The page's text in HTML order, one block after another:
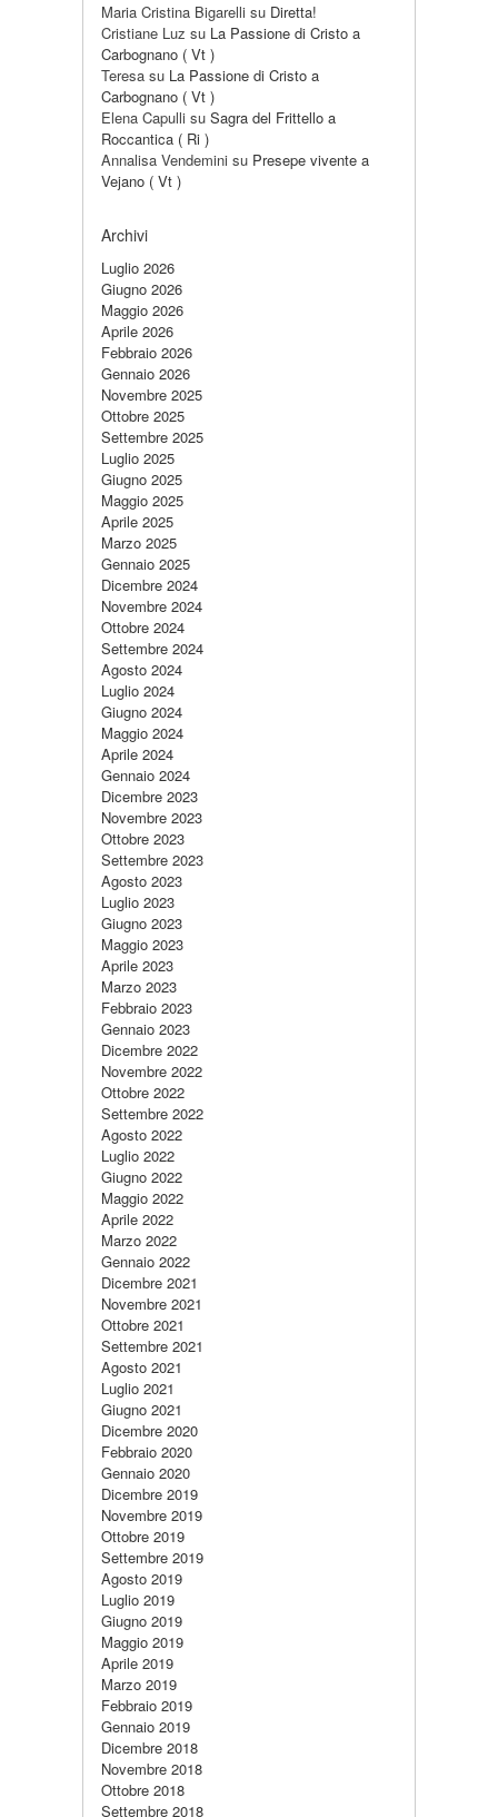
Maria Cristina Bigarelli su Diretta!
Cristiane Luz su La Passione di Cristo a
Carbognano ( Vt )
Teresa su La Passione di Cristo a
Carbognano ( Vt )
Elena Capulli su Sagra del Frittello a
Roccantica ( Ri )
Annalisa Vendemini su Presepe vivente a
Vejano ( Vt )
Archivi
Luglio 2026
Giugno 2026
Maggio 2026
Aprile 2026
Febbraio 2026
Gennaio 2026
Novembre 2025
Ottobre 2025
Settembre 2025
Luglio 2025
Giugno 2025
Maggio 2025
Aprile 2025
Marzo 2025
Gennaio 2025
Dicembre 2024
Novembre 2024
Ottobre 2024
Settembre 2024
Agosto 2024
Luglio 2024
Giugno 2024
Maggio 2024
Aprile 2024
Gennaio 2024
Dicembre 2023
Novembre 2023
Ottobre 2023
Settembre 2023
Agosto 2023
Luglio 2023
Giugno 2023
Maggio 2023
Aprile 2023
Marzo 2023
Febbraio 2023
Gennaio 2023
Dicembre 2022
Novembre 2022
Ottobre 2022
Settembre 2022
Agosto 2022
Luglio 2022
Giugno 2022
Maggio 2022
Aprile 2022
Marzo 2022
Gennaio 2022
Dicembre 2021
Novembre 2021
Ottobre 2021
Settembre 2021
Agosto 2021
Luglio 2021
Giugno 2021
Dicembre 2020
Febbraio 2020
Gennaio 2020
Dicembre 2019
Novembre 2019
Ottobre 2019
Settembre 2019
Agosto 2019
Luglio 2019
Giugno 2019
Maggio 2019
Aprile 2019
Marzo 2019
Febbraio 2019
Gennaio 2019
Dicembre 2018
Novembre 2018
Ottobre 2018
Settembre 2018